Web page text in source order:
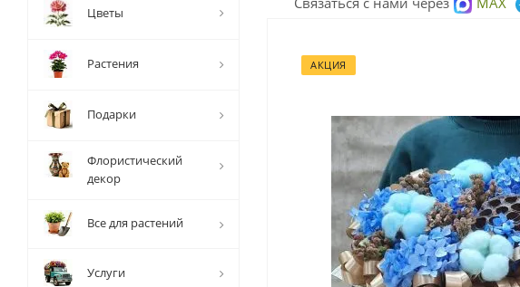
АКЦИЯ
Цветы
Растения
Подарки
Флористический
декор
Все для растений
Услуги